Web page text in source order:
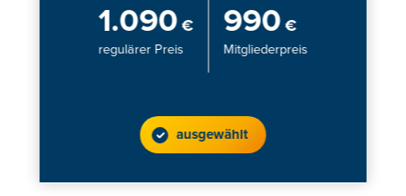
1.090 €
regulärer Preis
990 €
Mitgliederpreis
ausgewählt